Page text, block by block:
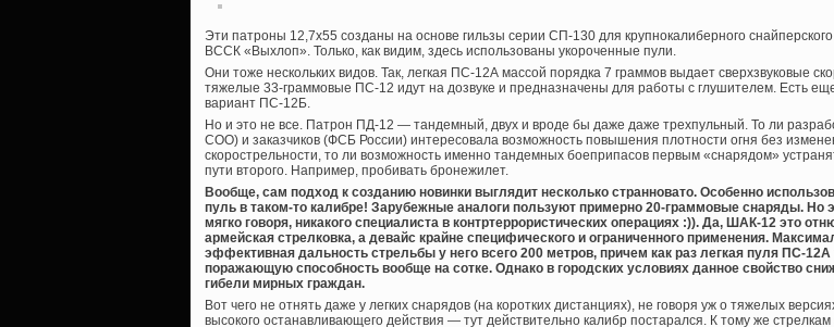
Эти патроны 12,7х55 созданы на основе гильзы серии СП-130 для крупнокалиберного
ВССК «Выхлоп». Только, как видим, здесь использованы укороченные пули.
Они тоже нескольких видов. Так, легкая ПС-12А массой порядка 7 граммов выдает сверхзвуковые
тяжелые 33-граммовые ПС-12 идут на дозвуке и предназначены для работы с глушителем. Есть
вариант ПС-12Б.
Но и это не все. Патрон ПД-12 — тандемный, двух и вроде бы даже даже трехпульный. То ли
СОО) и заказчиков (ФСБ России) интересовала возможность повышения плотности огня без
скорострельности, то ли возможность именно тандемных боеприпасов первым «снарядом»
пути второго. Например, пробивать бронежилет.
Вообще, сам подход к созданию новинки выглядит несколько странновато. Особенно
пуль в таком-то калибре! Зарубежные аналоги пользуют примерно 20-граммовые снаряды. Но
мягко говоря, никакого специалиста в контртеррористических операциях :)). Да, ШАК-12 это
армейская стрелковка, а девайс крайне специфического и ограниченного применения.
эффективная дальность стрельбы у него всего 200 метров, причем как раз легкая пуля ПС-12А
поражающую способность вообще на сотке. Однако в городских условиях данное свойство
гибели мирных граждан.
Вот чего не отнять даже у легких снарядов (на коротких дистанциях), не говоря уж о тяжелых
высокого останавливающего действия — тут действительно калибр постарался. К тому же стрелкам